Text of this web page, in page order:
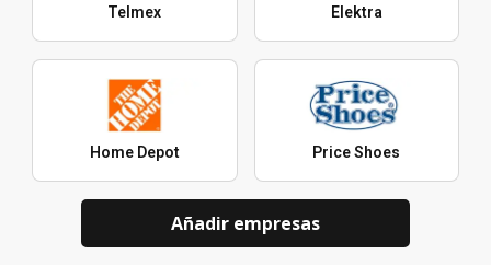
Telmex Elektra
Home Depot Price Shoes
Añadir empresas